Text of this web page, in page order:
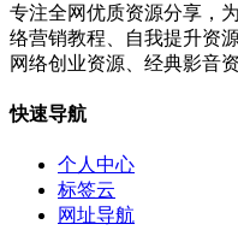
专注全网优质资源分享，
络营销教程、自我提升资
网络创业资源、经典影音
快速导航
个人中心
标签云
网址导航